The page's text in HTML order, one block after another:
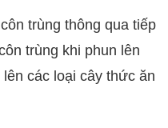
trùng thông qua tiếp
trùng khi phun lên
các loại cây thức ăn